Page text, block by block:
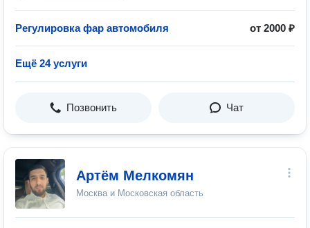
Регулировка фар автомобиля от 2000 ₽
Ещё 24 услуги
Позвонить Чат
Артём Мелкомян
Москва и Московская область